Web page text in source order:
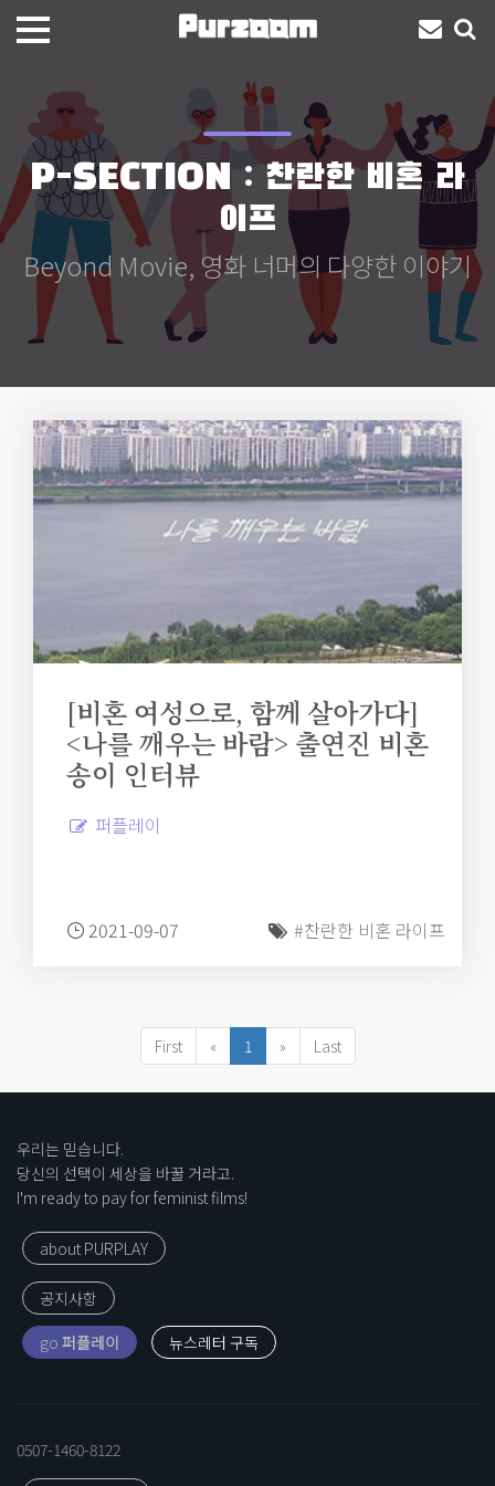
P-SECTION : 찬란한 비혼 라
이프
Beyond Movie, 영화 너머의 다양한 이야기
[비혼 여성으로, 함께 살아가다]
<나를 깨우는 바람> 출연진 비혼
송이 인터뷰
퍼플레이
2021-09-07 #찬란한 비혼 라이프
First « 1 » Last
우리는 믿습니다.
당신의 선택이 세상을 바꿀 거라고.
I'm ready to pay for feminist films!
about PURPLAY
공지사항
go 퍼플레이
0507-1460-8122